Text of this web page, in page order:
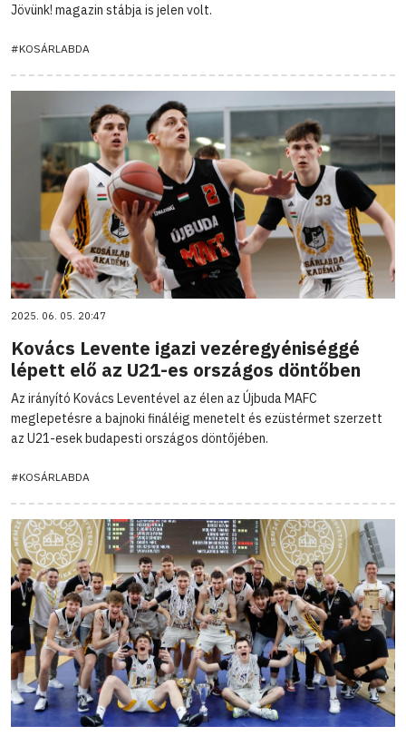
Jövünk! magazin stábja is jelen volt.
#KOSÁRLABDA
2025. 06. 05. 20:47
Kovács Levente igazi vezéregyéniséggé
lépett elő az U21-es országos döntőben
Az irányító Kovács Leventével az élen az Újbuda MAFC
meglepetésre a bajnoki fináléig menetelt és ezüstérmet szerzett
az U21-esek budapesti országos döntőjében.
#KOSÁRLABDA